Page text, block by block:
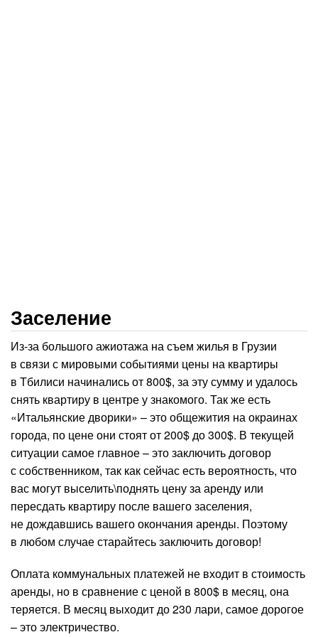
Заселение
Из-за большого ажиотажа на съем жилья в Грузии
в связи с мировыми событиями цены на квартиры
в Тбилиси начинались от 800$, за эту сумму и удалось
снять квартиру в центре у знакомого. Так же есть
«Итальянские дворики» – это общежития на окраинах
города, по цене они стоят от 200$ до 300$. В текущей
ситуации самое главное – это заключить договор
с собственником, так как сейчас есть вероятность, что
вас могут выселить\поднять цену за аренду или
пересдать квартиру после вашего заселения,
не дождавшись вашего окончания аренды. Поэтому
в любом случае старайтесь заключить договор!
Оплата коммунальных платежей не входит в стоимость
аренды, но в сравнение с ценой в 800$ в месяц, она
теряется. В месяц выходит до 230 лари, самое дорогое
– это электричество.